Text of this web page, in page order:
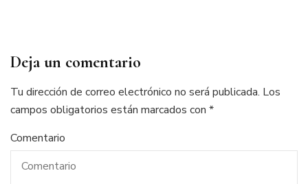
Deja un comentario
Tu dirección de correo electrónico no será publicada. Los
campos obligatorios están marcados con *
Comentario